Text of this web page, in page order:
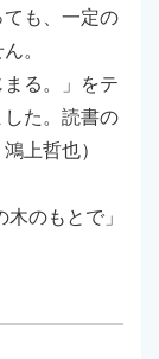
も、一定の
。
る。」をテ
た。読書の
上哲也）
のもとで」